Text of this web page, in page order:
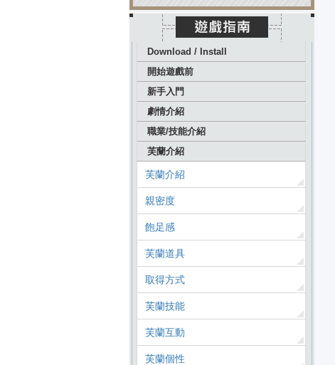
Download / Install
開始遊戲前
新手入門
劇情介紹
職業/技能介紹
芙蘭介紹
芙蘭介紹
親密度
飽足感
芙蘭道具
取得方式
芙蘭技能
芙蘭互動
芙蘭個性